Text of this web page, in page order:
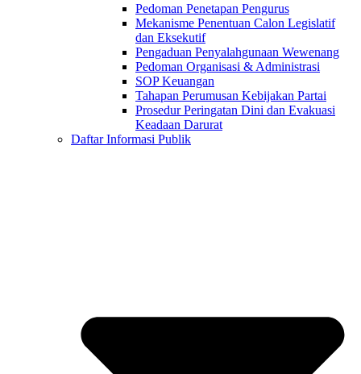
Pedoman Penetapan Pengurus
Mekanisme Penentuan Calon Legislatif
dan Eksekutif
Pengaduan Penyalahgunaan Wewenang
Pedoman Organisasi & Administrasi
SOP Keuangan
Tahapan Perumusan Kebijakan Partai
Prosedur Peringatan Dini dan Evakuasi
Keadaan Darurat
Daftar Informasi Publik